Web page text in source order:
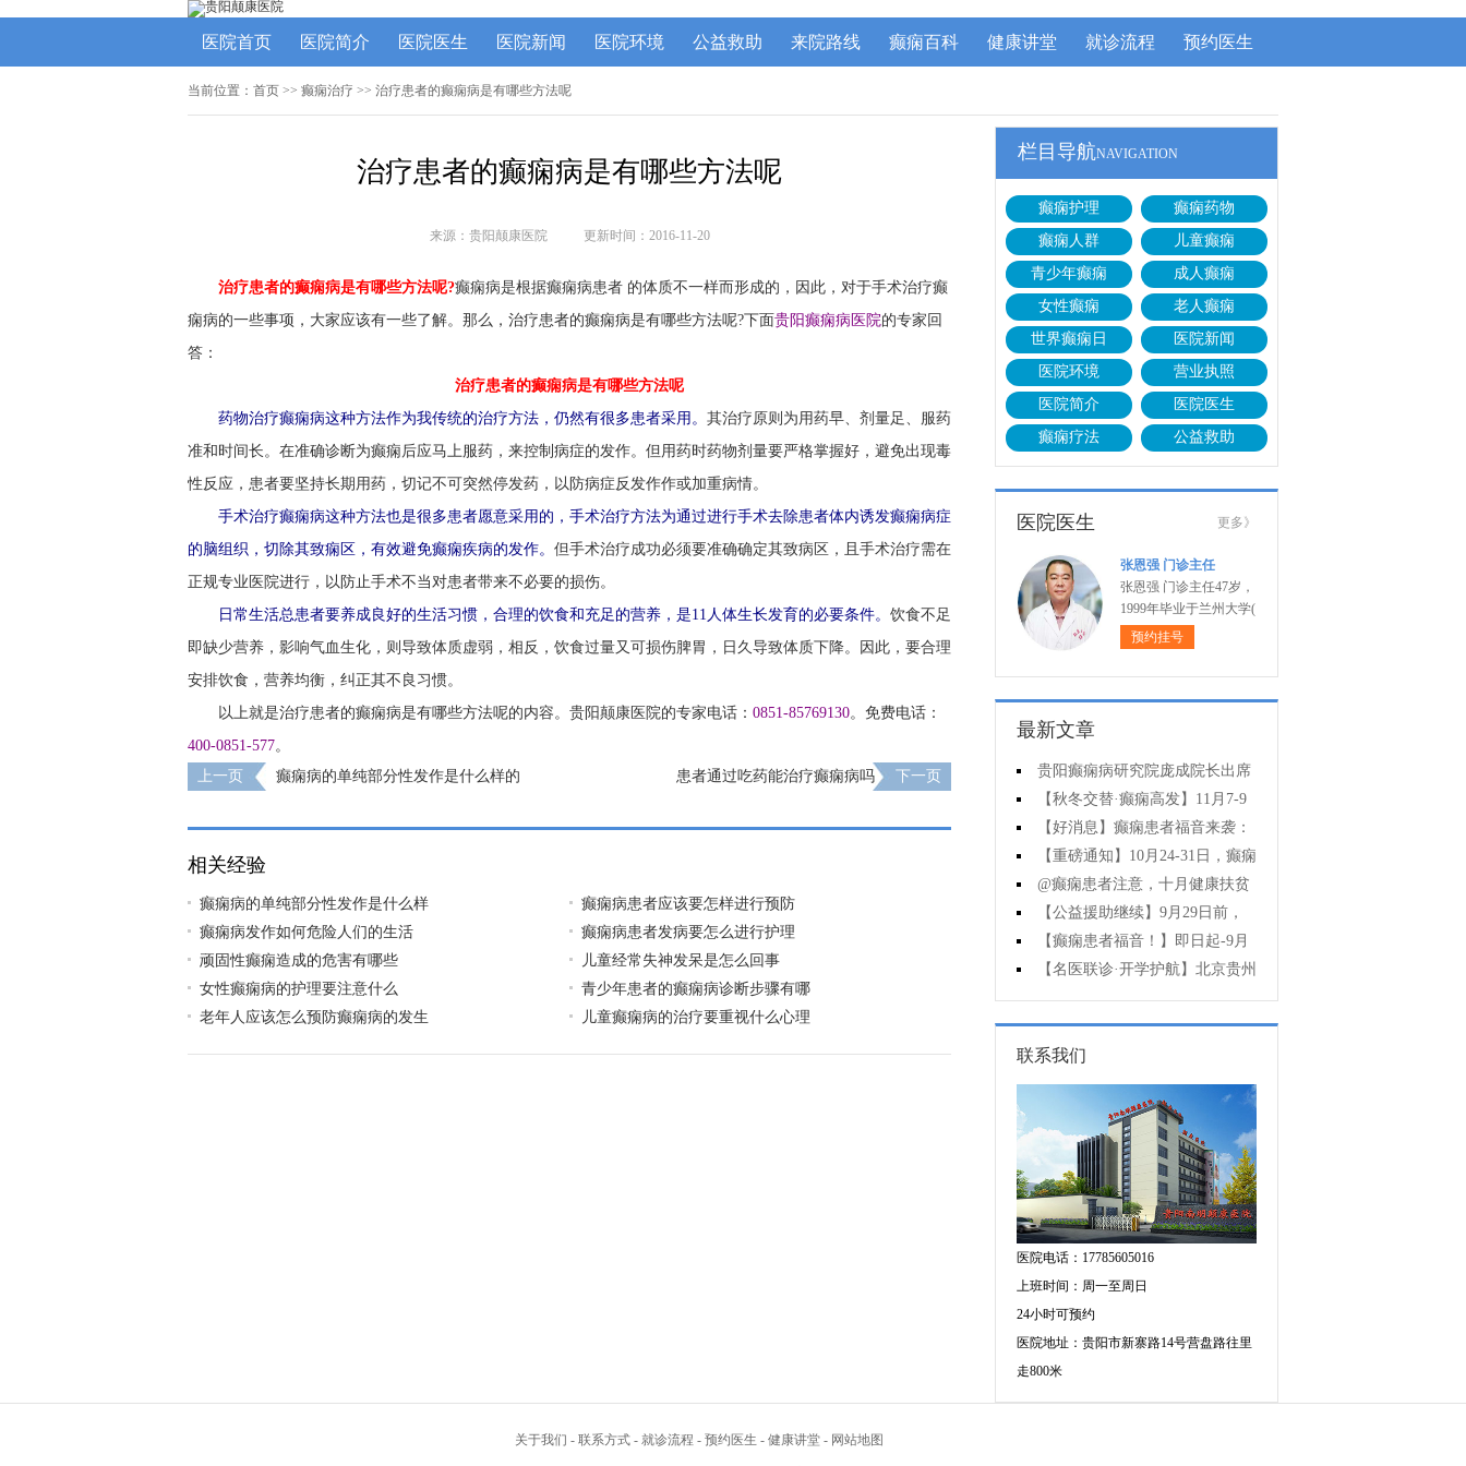
医院首页 医院简介 医院医生 医院新闻 医院环境 公益救助 来院路线 癫痫百科 健康讲堂 就诊流程 预约医生
当前位置： 首页 >> 癫痫治疗 >> 治疗患者的癫痫病是有哪些方法呢
治疗患者的癫痫病是有哪些方法呢
来源：贵阳颠康医院 更新时间：2016-11-20
治疗患者的癫痫病是有哪些方法呢?癫痫病是根据癫痫病患者 的体质不一样而形成的，因此，对于手术治疗癫
痫病的一些事项，大家应该有一些了解。那么，治疗患者的癫痫病是有哪些方法呢?下面贵阳癫痫病医院的专家回
答：
治疗患者的癫痫病是有哪些方法呢
药物治疗癫痫病这种方法作为我传统的治疗方法，仍然有很多患者采用。 其治疗原则为用药早、剂量足、服药
准和时间长。在准确诊断为癫痫后应马上服药，来控制病症的发作。但用药时药物剂量要严格掌握好，避免出现毒
性反应，患者要坚持长期用药，切记不可突然停发药，以防病症反发作作或加重病情。
手术治疗癫痫病这种方法也是很多患者愿意采用的，手术治疗方法为通过进行手术去除患者体内诱发癫痫病症
的脑组织，切除其致痫区，有效避免癫痫疾病的发作。 但手术治疗成功必须要准确确定其致病区，且手术治疗需在
正规专业医院进行，以防止手术不当对患者带来不必要的损伤。
日常生活总患者要养成良好的生活习惯，合理的饮食和充足的营养，是11人体生长发育的必要条件。 饮食不足
即缺少营养，影响气血生化，则导致体质虚弱，相反，饮食过量又可损伤脾胃，日久导致体质下降。因此，要合理
安排饮食，营养均衡，纠正其不良习惯。
以上就是治疗患者的癫痫病是有哪些方法呢的内容。贵阳颠康医院的专家电话： 0851-85769130。免费电话：
400-0851-577。
上一页
癫痫病的单纯部分性发作是什么样的 患者通过吃药能治疗癫痫病吗 下一页
相关经验
癫痫病的单纯部分性发作是什么样
癫痫病患者应该要怎样进行预防
癫痫病发作如何危险人们的生活
癫痫病患者发病要怎么进行护理
顽固性癫痫造成的危害有哪些
儿童经常失神发呆是怎么回事
女性癫痫病的护理要注意什么
青少年患者的癫痫病诊断步骤有哪
老年人应该怎么预防癫痫病的发生
儿童癫痫病的治疗要重视什么心理
栏目导航NAVIGATION
癫痫护理
癫痫药物
癫痫人群
儿童癫痫
青少年癫痫
成人癫痫
女性癫痫
老人癫痫
世界癫痫日
医院新闻
医院环境
营业执照
医院简介
医院医生
癫痫疗法
公益救助
医院医生 更多》
张恩强 门诊主任
张恩强 门诊主任47岁，
1999年毕业于兰州大学(
预约挂号
最新文章
贵阳癫痫病研究院庞成院长出席
第十一届CAAE国际癫痫论坛暨协会
成立20周年庆典
【秋冬交替·癫痫高发】11月7-9
日，超难约的北京三甲名医，携手
贵州专家团共抗癫痫，速约！
【好消息】癫痫患者福音来袭：
万元救助+半价专项检查+京黔专家
免费亲诊，符合条件者速申请！
【重磅通知】10月24-31日，癫痫
病专项检查全额救助+京黔名医免费
亲诊+高达万元补贴，名额有限，速
@癫痫患者注意，十月健康扶贫
救助计划开启，专家免费亲诊+高达
万元治疗救助，速抢名额！
【公益援助继续】9月29日前，
癫痫名医免费亲诊+检查治疗大额援
助持续发放，速约！
【癫痫患者福音！】即日起-9月
15日，专项检查免费+北京三甲知名
专家空降贵阳亲诊，勿错过！
【名医联诊·开学护航】北京贵州
三甲癫痫名医公益亲诊+检查治疗大
额援助，速约！
联系我们
医院电话：17785605016
上班时间：周一至周日
24小时可预约
医院地址：贵阳市新寨路14号营盘路往里
走800米
关于我们 - 联系方式 - 就诊流程 - 预约医生 - 健康讲堂 - 网站地图